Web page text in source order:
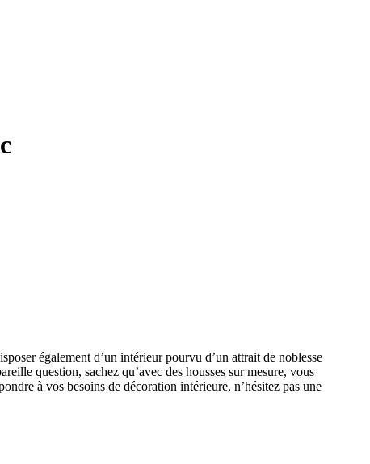
également d’un intérieur pourvu d’un attrait de noblesse
question, sachez qu’avec des housses sur mesure, vous
à vos besoins de décoration intérieure, n’hésitez pas une